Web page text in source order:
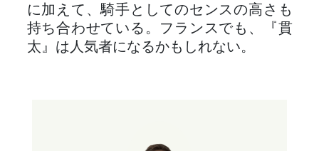
に加えて、騎手としてのセンスの高さも
持ち合わせている。フランスでも、『貫
太』は人気者になるかもしれない。